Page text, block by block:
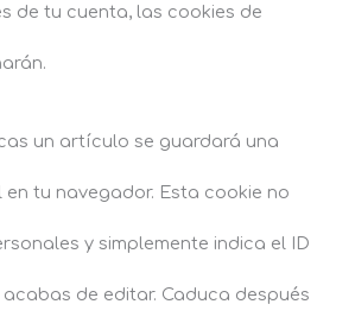
de tu cuenta, las cookies de
un artículo se guardará una
tu navegador. Esta cookie no
y simplemente indica el ID
de editar. Caduca después